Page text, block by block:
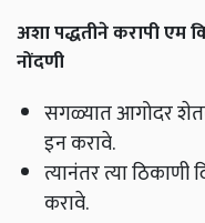
अशा पद्धतीने करापी एम
नोंदणी
सगळ्यात आगोदर
इन करावे.
त्यानंतर त्या ठिकाणी
करावे.